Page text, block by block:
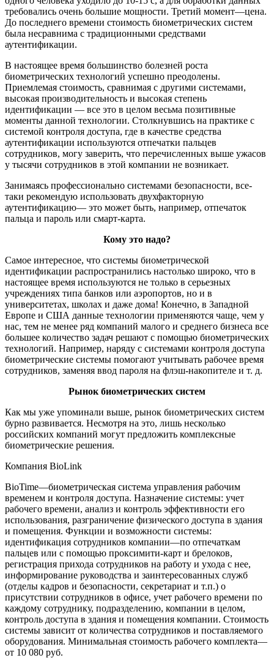
требовались очень большие мощности. Третий момент—цена.
До последнего времени стоимость биометрических систем
была несравнима с традиционными средствами
аутентификации.
В настоящее время большинство болезней роста
биометрических технологий успешно преодолены.
Приемлемая стоимость, сравнимая с другими системами,
высокая производительность и высокая степень
идентификации — все это в целом весьма позитивные
моменты данной технологии. Столкнувшись на практике с
системой контроля доступа, где в качестве средства
аутентификации используются отпечатки пальцев
сотрудников, могу заверить, что перечисленных выше ужасов
у тысячи сотрудников в этой компании не возникает.
Занимаясь профессионально системами безопасности, все-
таки рекомендую использовать двухфакторную
аутентификацию— это может быть, например, отпечаток
пальца и пароль или смарт-карта.
Кому это надо?
Самое интересное, что системы биометрической
идентификации распространились настолько широко, что в
настоящее время используются не только в серьезных
учреждениях типа банков или аэропортов, но и в
университетах, школах и даже дома! Конечно, в Западной
Европе и США данные технологии применяются чаще, чем у
нас, тем не менее ряд компаний малого и среднего бизнеса все
большее количество задач решают с помощью биометрических
технологий. Например, наряду с системами контроля доступа
биометрические системы помогают учитывать рабочее время
сотрудников, заменяя ввод пароля на флэш-накопителе и т. д.
Рынок биометрических систем
Как мы уже упоминали выше, рынок биометрических систем
бурно развивается. Несмотря на это, лишь несколько
российских компаний могут предложить комплексные
биометрические решения.
Компания BioLink
BioTime—биометрическая система управления рабочим
временем и контроля доступа. Назначение системы: учет
рабочего времени, анализ и контроль эффективности его
использования, разграничение физического доступа в здания
и помещения. Функции и возможности системы:
идентификация сотрудников компании—по отпечаткам
пальцев или с помощью проксимити-карт и брелоков,
регистрация прихода сотрудников на работу и ухода с нее,
информирование руководства и заинтересованных служб
(отделы кадров и безопасности, секретариат и т.п.) о
присутствии сотрудников в офисе, учет рабочего времени по
каждому сотруднику, подразделению, компании в целом,
контроль доступа в здания и помещения компании. Стоимость
системы зависит от количества сотрудников и поставляемого
оборудования. Минимальная стоимость рабочего комплекта—
от 10 080 руб.